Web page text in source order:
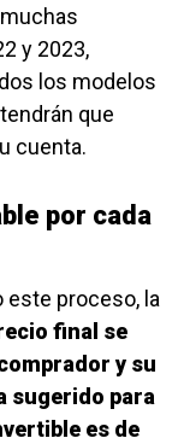
y 2023,
los modelos
que
cuenta.
por cada
este proceso, la
final se
y su
sugerido para
es de